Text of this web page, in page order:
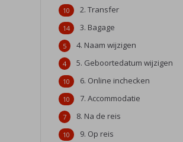
2. Transfer
10
3. Bagage
14
4. Naam wijzigen
5
5. Geboortedatum wijzigen
4
6. Online inchecken
10
7. Accommodatie
10
8. Na de reis
7
9. Op reis
10